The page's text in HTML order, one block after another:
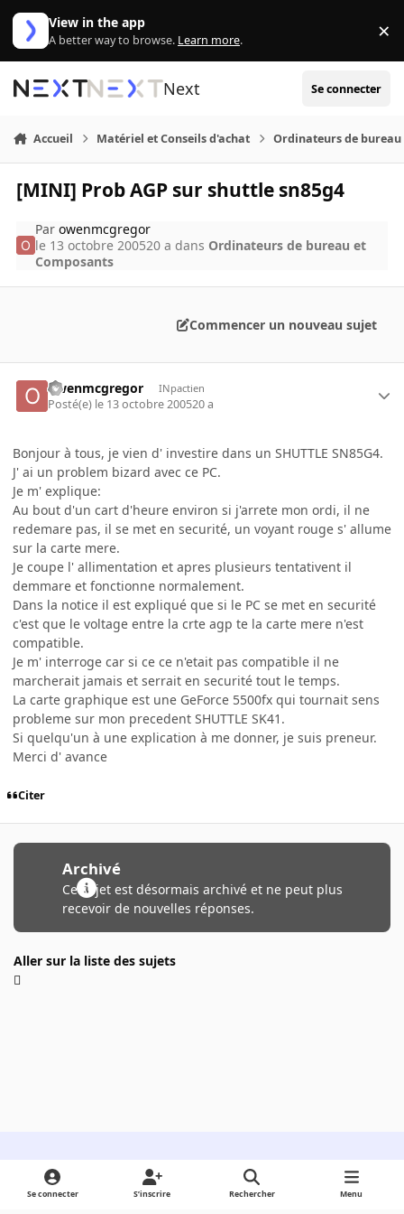
Aller au contenu
View in the app
A better way to browse. Learn more. ×
Next Se connecter
Accueil Matériel et Conseils d'achat Ordinateurs de bureau
[MINI] Prob AGP sur shuttle sn85g4
Parowenmcgregor
le 13 octobre 200520 a dans Ordinateurs de bureau et
Composants
Commencer un nouveau sujet
owenmcgregor INpactien
Posté(e) le 13 octobre 200520 a
Bonjour à tous, je vien d' investire dans un SHUTTLE SN85G4.
J' ai un problem bizard avec ce PC.
Je m' explique:
Au bout d'un cart d'heure environ si j'arrete mon ordi, il ne
redemare pas, il se met en securité, un voyant rouge s' allume
sur la carte mere.
Je coupe l' allimentation et apres plusieurs tentativent il
demmare et fonctionne normalement.
Dans la notice il est expliqué que si le PC se met en securité
c'est que le voltage entre la crte agp te la carte mere n'est
compatible.
Je m' interroge car si ce ce n'etait pas compatible il ne
marcherait jamais et serrait en securité tout le temps.
La carte graphique est une GeForce 5500fx qui tournait sens
probleme sur mon precedent SHUTTLE SK41.
Si quelqu'un à une explication à me donner, je suis preneur.
Merci d' avance
Citer
Archivé
Ce sujet est désormais archivé et ne peut plus
recevoir de nouvelles réponses.
Aller sur la liste des sujets
Light ModeDark ModeSystem Preference
Se connecter S’inscrire Rechercher Menu